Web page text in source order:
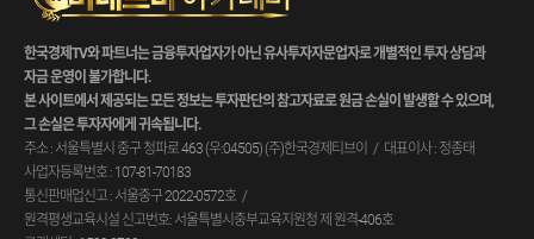
한국경제TV와파트너는금융투자업자가아닌유사투자자문업자로개별적인투자상담과
자금운영이불가합니다.
본사이트에서제공되는모든정보는투자판단의참고자료로원금손실이발생할수있으며,
그손실은투자자에게귀속됩니다.
주소:서울특별시중구청파로463(우:04505)(주)한국경제티브이
대표이사:정종태
사업자등록번호:107-81-70183
통신판매업신고:서울중구2022-0572호
원격평생교육시설신고번호:서울특별시중부교육지원청제원격-406호